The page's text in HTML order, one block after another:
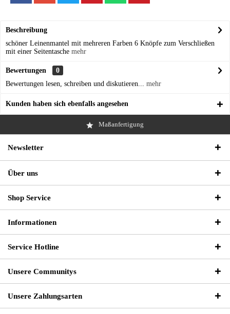
Beschreibung
schöner Leinenmantel mit mehreren Farben 6 Knöpfe zum Verschließen
mit einer Seitentasche mehr
Bewertungen
0
Bewertungen lesen, schreiben und diskutieren... mehr
Kunden haben sich ebenfalls angesehen
Maßanfertigung
Newsletter
Über uns
Shop Service
Informationen
Service Hotline
Unsere Communitys
Unsere Zahlungsarten